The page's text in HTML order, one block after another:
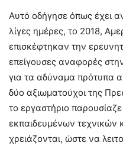
Αυτό οδήγησε όπως έχει
λίγες ημέρες, το 2018,
επισκέφτηκαν την
επείγουσες αναφορές
για τα αδύναμα πρότυπα
δύο αξιωματούχοι της
το εργαστήριο
εκπαιδευμένων τεχνικών
χρειάζονται, ώστε να